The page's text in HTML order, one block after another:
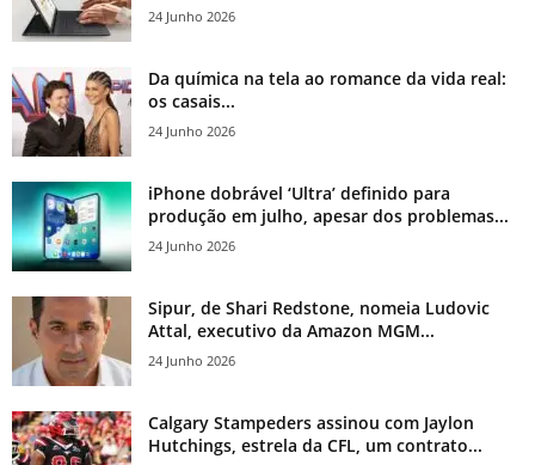
24 Junho 2026
Da química na tela ao romance da vida real:
os casais...
24 Junho 2026
iPhone dobrável ‘Ultra’ definido para
produção em julho, apesar dos problemas...
24 Junho 2026
Sipur, de Shari Redstone, nomeia Ludovic
Attal, executivo da Amazon MGM...
24 Junho 2026
Calgary Stampeders assinou com Jaylon
Hutchings, estrela da CFL, um contrato...